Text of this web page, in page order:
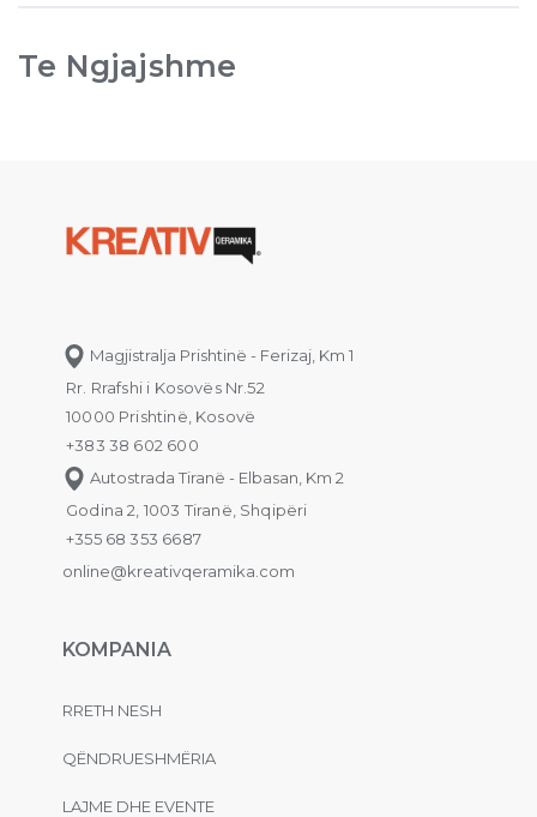
Te Ngjajshme
Magjistralja Prishtinë - Ferizaj, Km 1
Rr. Rrafshi i Kosovës Nr.52
10000 Prishtinë, Kosovë
+383 38 602 600
Autostrada Tiranë - Elbasan, Km 2
Godina 2, 1003 Tiranë, Shqipëri
+355 68 353 6687
online@kreativqeramika.com
KOMPANIA
RRETH NESH
QËNDRUESHMËRIA
LAJME DHE EVENTE